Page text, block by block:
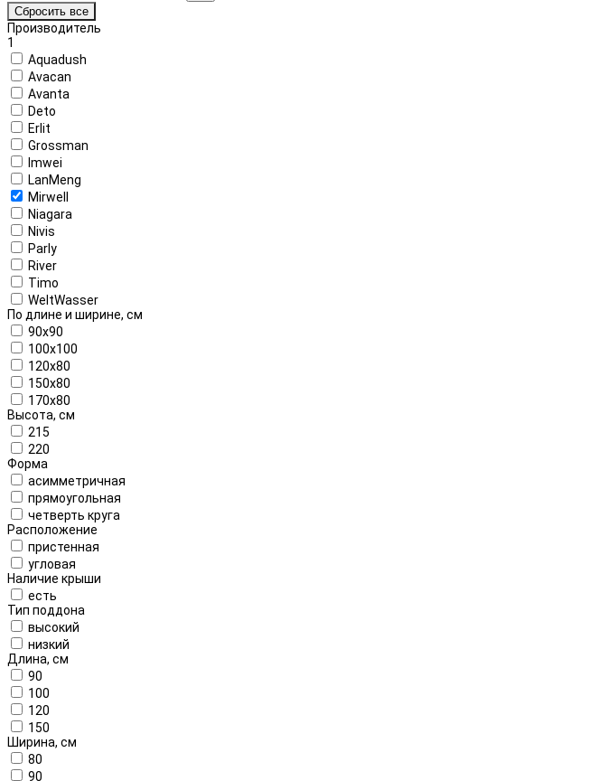
Сбросить все
Производитель
1
Aquadush
Avacan
Avanta
Deto
Erlit
Grossman
Imwei
LanMeng
Mirwell
Niagara
Nivis
Parly
River
Timo
WeltWasser
По длине и ширине, см
90x90
100x100
120x80
150x80
170x80
Высота, см
215
220
Форма
асимметричная
прямоугольная
четверть круга
Расположение
пристенная
угловая
Наличие крыши
есть
Тип поддона
высокий
низкий
Длина, см
90
100
120
150
Ширина, см
80
90